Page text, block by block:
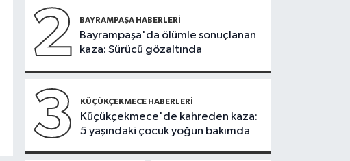
oğlunun heykeli bulundu
Kültür Sanat
21:36AKM’de caz
konserleri başlıyor
Güncel
21:34Tersine beyin
göçünde İYTE etkisi
2 BAYRAMPAŞA HABERLERI
Bayrampaşa'da ölümle sonuçlanan
kaza: Sürücü gözaltında
3 KÜÇÜKÇEKMECE HABERLERI
Küçükçekmece'de kahreden kaza:
5 yaşındaki çocuk yoğun bakımda